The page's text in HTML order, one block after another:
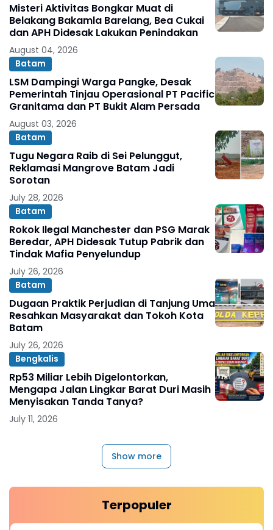
Misteri Aktivitas Bongkar Muat di
Belakang Bakamla Barelang, Bea Cukai
dan APH Didesak Lakukan Penindakan
August 04, 2026
Batam
LSM Dampingi Warga Pangke, Desak
Pemerintah Tinjau Operasional PT Pacific
Granitama dan PT Bukit Alam Persada
August 03, 2026
Batam
Tugu Negara Raib di Sei Pelunggut,
Reklamasi Mangrove Batam Jadi
Sorotan
July 28, 2026
Batam
Rokok Ilegal Manchester dan PSG Marak
Beredar, APH Didesak Tutup Pabrik dan
Tindak Mafia Penyelundup
July 26, 2026
Batam
Dugaan Praktik Perjudian di Tanjung Uma
Resahkan Masyarakat dan Tokoh Kota
Batam
July 26, 2026
Bengkalis
Rp53 Miliar Lebih Digelontorkan,
Mengapa Jalan Lingkar Barat Duri Masih
Menyisakan Tanda Tanya?
July 11, 2026
Show more
Terpopuler